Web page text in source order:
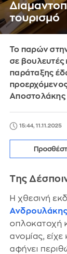
τουρισμό
Το παρών
σε βουλευτές
παράταξης
Αποστολάκης
15:44, 11.11.2025
Της
Η χθεσινή
Ανδρουλάκης
οπλοκατοχή
ανομίας,
αφήνει